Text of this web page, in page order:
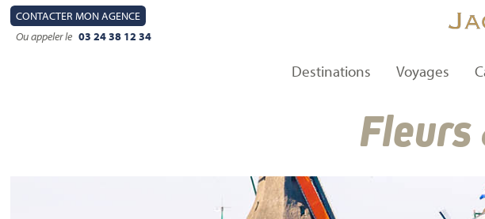
CONTACTER MON AGENCE
Ou appeler le 03 24 38 12 34
Destinations Voyages